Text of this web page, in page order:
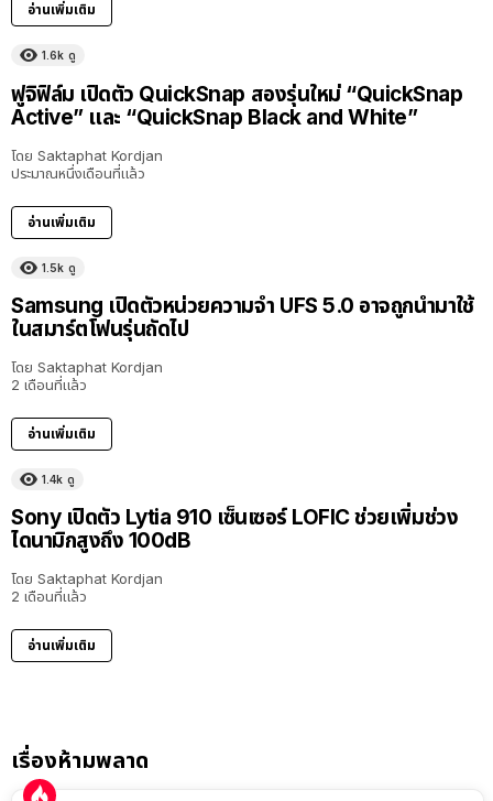
อ่านเพิ่มเติม
1.6k ดู
ฟูจิฟิล์ม เปิดตัว QuickSnap สองรุ่นใหม่ “QuickSnap
Active” และ “QuickSnap Black and White”
โดย Saktaphat Kordjan
ประมาณหนึ่งเดือนที่แล้ว
อ่านเพิ่มเติม
1.5k ดู
Samsung เปิดตัวหน่วยความจำ UFS 5.0 อาจถูกนำมาใช้
ในสมาร์ตโฟนรุ่นถัดไป
โดย Saktaphat Kordjan
2 เดือนที่แล้ว
อ่านเพิ่มเติม
1.4k ดู
Sony เปิดตัว Lytia 910 เซ็นเซอร์ LOFIC ช่วยเพิ่มช่วง
ไดนามิกสูงถึง 100dB
โดย Saktaphat Kordjan
2 เดือนที่แล้ว
อ่านเพิ่มเติม
เรื่องห้ามพลาด